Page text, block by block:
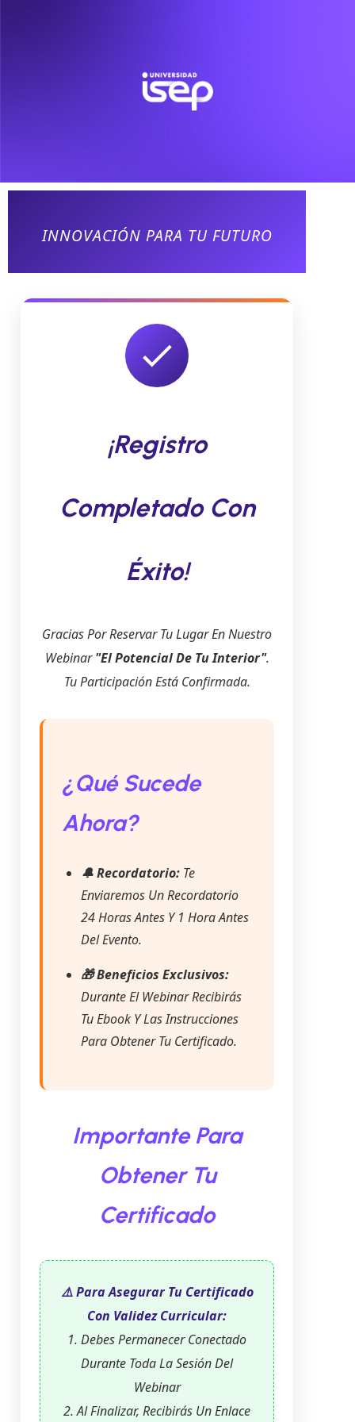
INNOVACIÓN PARA TU FUTURO
¡Registro
Completado Con
Éxito!
Gracias Por Reservar Tu Lugar En Nuestro
Webinar"El Potencial De Tu Interior".
Tu Participación Está Confirmada.
¿Qué Sucede
Ahora?
🔔 Recordatorio: Te
Enviaremos Un Recordatorio
24 Horas Antes Y 1 Hora Antes
Del Evento.
🎁 Beneficios Exclusivos:
Durante El Webinar Recibirás
Tu Ebook Y Las Instrucciones
Para Obtener Tu Certificado.
Importante Para
Obtener Tu
Certificado
⚠️ Para Asegurar Tu Certificado
Con Validez Curricular:
1. Debes Permanecer Conectado
Durante Toda La Sesión Del
Webinar
2. Al Finalizar, Recibirás Un Enlace